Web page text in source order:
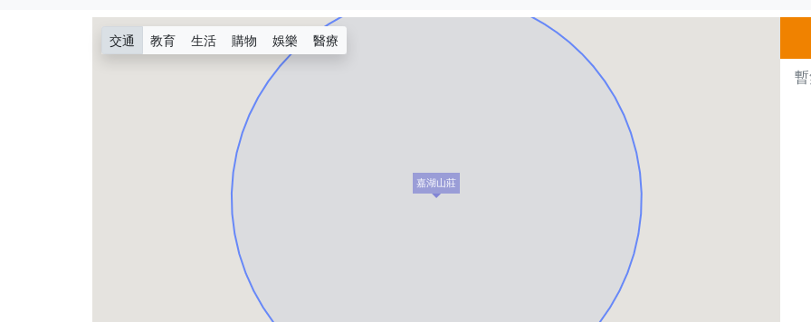
嘉湖山莊
交通 教育 生活 購物 娛樂 醫療